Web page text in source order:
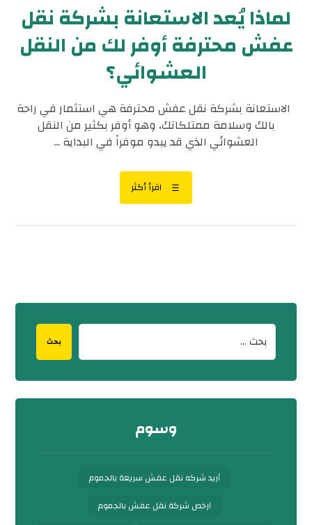
لماذا يُعد الاستعانة بشركة نقل
عفش محترفة أوفر لك من النقل
العشوائي؟
الاستعانة بشركة نقل عفش محترفة هي استثمار في راحة
بالك وسلامة ممتلكاتك، وهو أوفر بكثير من النقل
العشوائي الذي قد يبدو موفراً في البداية ...
اقرأ أكثر
بحث
وسوم
أريد شركه نقل عفش سريعة بالجموم
ارخص شركة نقل عفش بالجموم